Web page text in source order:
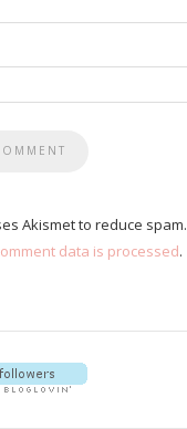
Akismet to reduce spam.
data is processed.